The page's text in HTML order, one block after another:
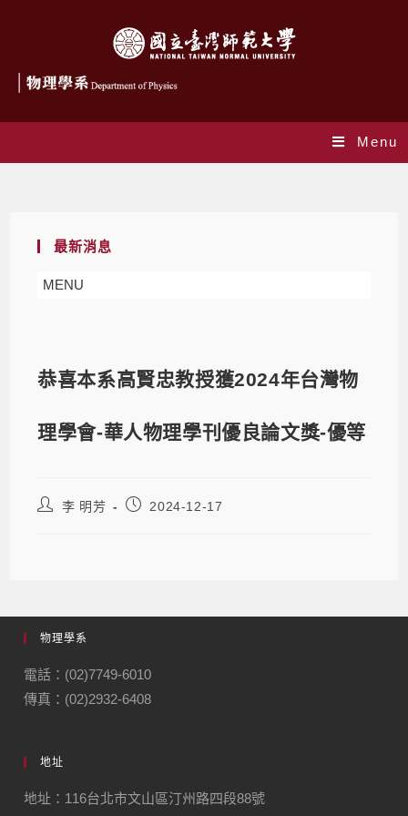
Menu
最新消息
MENU
恭喜本系高賢忠教授獲2024年台灣物
理學會-華人物理學刊優良論文獎-優等
李 明芳 2024-12-17
物理學系
電話：(02)7749-6010
傳真：(02)2932-6408
地址
地址：116台北市文山區汀州路四段88號